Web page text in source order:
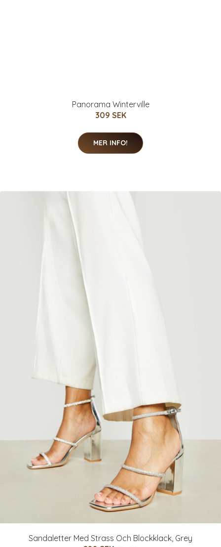
Panorama Winterville
309 SEK
MER INFO!
Sandaletter Med Strass Och Blockklack, Grey